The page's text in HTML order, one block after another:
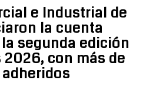
e Industrial de
la cuenta
segunda edición
con más de